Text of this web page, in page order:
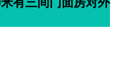
有三间门面房对外